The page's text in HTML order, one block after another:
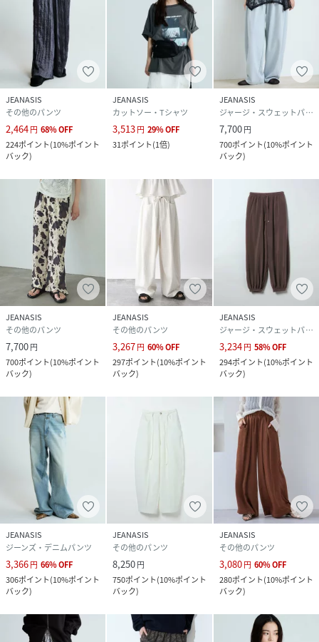
JEANASIS
その他のパンツ
2,464円 68%OFF
224ポイント(10%ポイント
バック)
JEANASIS
カットソー・Tシャツ
3,513円 29%OFF
31ポイント(1倍)
JEANASIS
ジャージ・スウェットパンツ
7,700円
700ポイント(10%ポイント
バック)
JEANASIS
その他のパンツ
7,700円
700ポイント(10%ポイント
バック)
JEANASIS
その他のパンツ
3,267円 60%OFF
297ポイント(10%ポイント
バック)
JEANASIS
ジャージ・スウェットパンツ
3,234円 58%OFF
294ポイント(10%ポイント
バック)
JEANASIS
ジーンズ・デニムパンツ
3,366円 66%OFF
306ポイント(10%ポイント
バック)
JEANASIS
その他のパンツ
8,250円
750ポイント(10%ポイント
バック)
JEANASIS
その他のパンツ
3,080円 60%OFF
280ポイント(10%ポイント
バック)